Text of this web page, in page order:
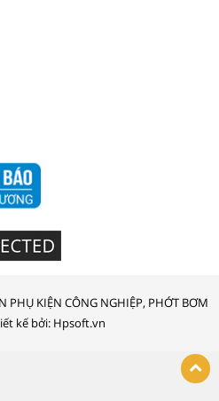
KIỆN CÔNG NGHIỆP, PHỚT BƠM
kế bởi: Hpsoft.vn